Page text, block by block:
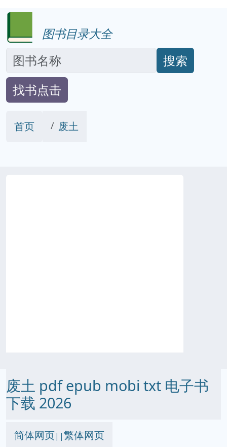
图书目录大全
搜索
找书点击
首页 废土
废土 pdf epub mobi txt 电子书
下载 2026
简体网页||繁体网页